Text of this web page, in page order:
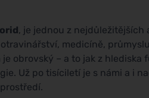
, je jednou z
medicíně,
obrovský – a to jak z hlediska
Už po tisíciletí je s námi a i